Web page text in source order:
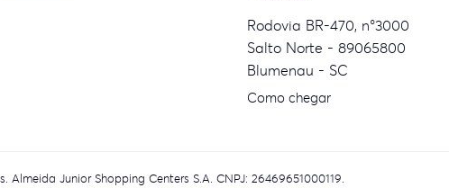
Rodovia BR-470, n°3000
Salto Norte - 89065800
Blumenau - SC
Como chegar
Junior Shopping Centers S.A. CNPJ: 26469651000119.